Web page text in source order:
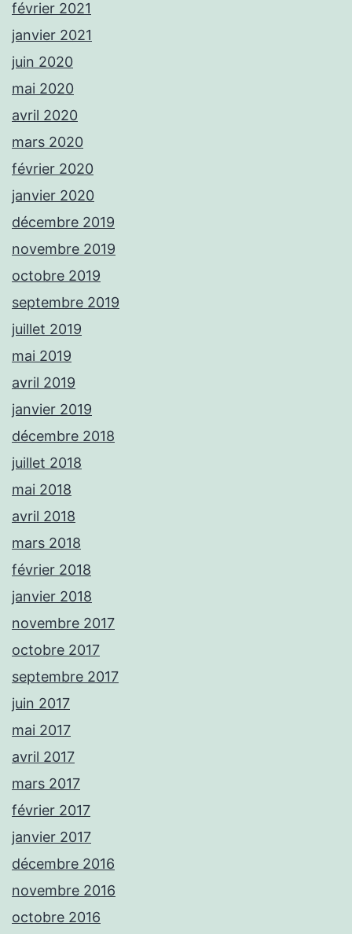
février 2021
janvier 2021
juin 2020
mai 2020
avril 2020
mars 2020
février 2020
janvier 2020
décembre 2019
novembre 2019
octobre 2019
septembre 2019
juillet 2019
mai 2019
avril 2019
janvier 2019
décembre 2018
juillet 2018
mai 2018
avril 2018
mars 2018
février 2018
janvier 2018
novembre 2017
octobre 2017
septembre 2017
juin 2017
mai 2017
avril 2017
mars 2017
février 2017
janvier 2017
décembre 2016
novembre 2016
octobre 2016